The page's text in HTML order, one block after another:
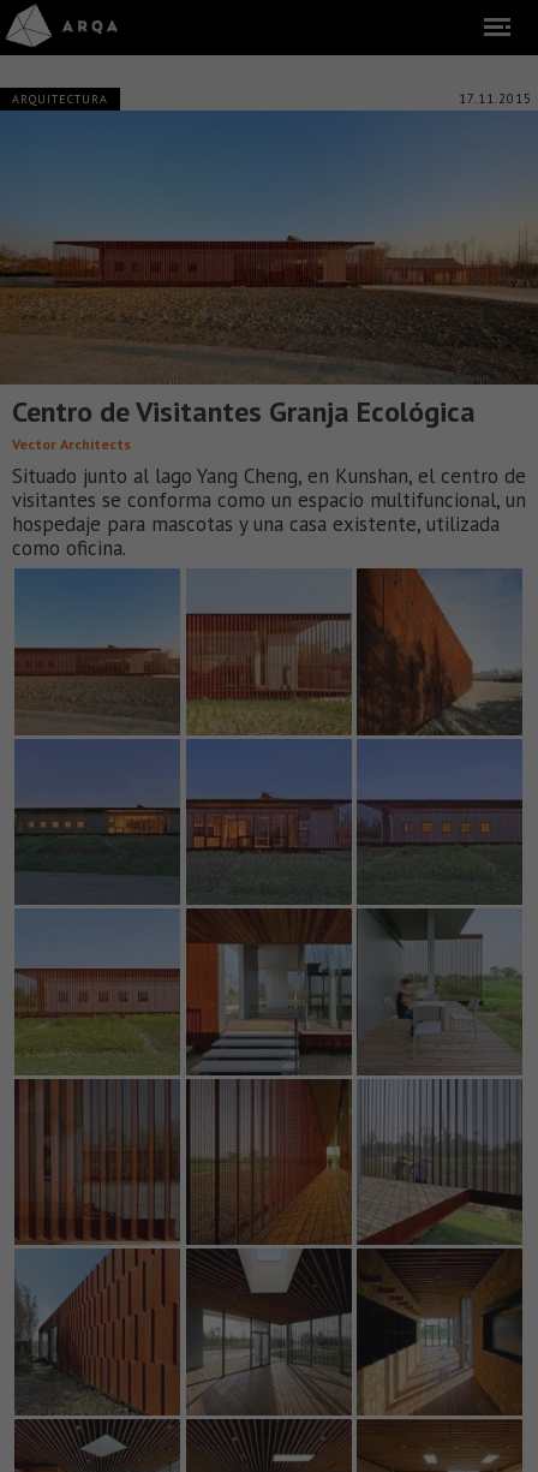
ARQUITECTURA 17.11.2015
Centro de Visitantes Granja Ecológica
Vector Architects
Situado junto al lago Yang Cheng, en Kunshan, el centro de
visitantes se conforma como un espacio multifuncional, un
hospedaje para mascotas y una casa existente, utilizada
como oficina.